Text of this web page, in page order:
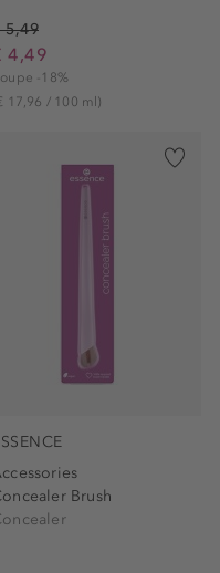
5,49
4,49
-18%
17,96 / 100 ml)
Brush